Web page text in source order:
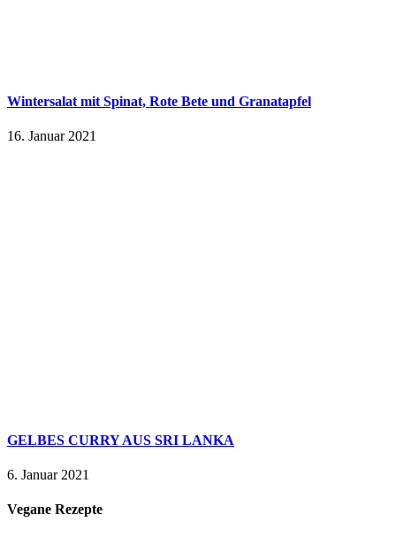
Wintersalat mit Spinat, Rote Bete und Granatapfel
16. Januar 2021
GELBES CURRY AUS SRI LANKA
6. Januar 2021
Vegane Rezepte